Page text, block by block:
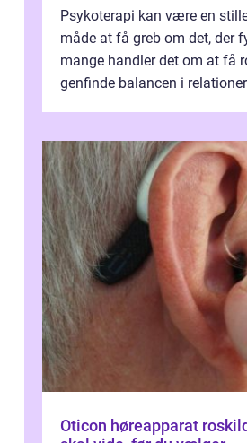
Psykoterapi kan være en
måde at få greb om det, der
mange handler det om at få
genfinde balancen i
Oticon høreapparat roskilde hvad